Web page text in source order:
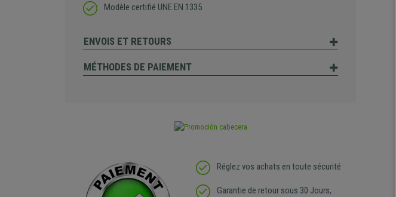
Modèle certifié UNE EN 1335
ENVOIS ET RETOURS
MÉTHODES DE PAIEMENT
Réglez vos achats en toute sécurité
Garantie de retour sous 30 Jours,